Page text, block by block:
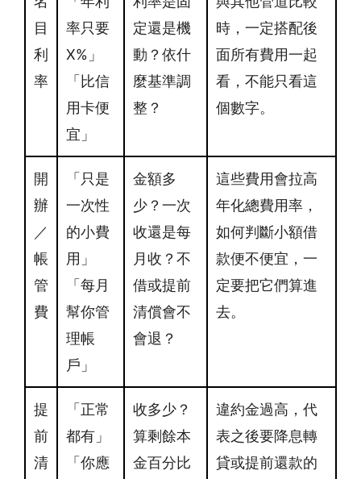
目
利
率
率只要
X%」
「比信
用卡便
宜」
定還是機
動？依什
麼基準調
整？
時，一定搭配後
面所有費用一起
看，不能只看這
個數字。
開
辦
／
帳
管
費
「只是
一次性
的小費
用」
「每月
幫你管
理帳
戶」
金額多
少？一次
收還是每
月收？不
借或提前
清償會不
會退？
這些費用會拉高
年化總費用率，
如何判斷小額借
款便不便宜，一
定要把它們算進
去。
提
前
清
「正常
都有」
「你應
收多少？
算剩餘本
金百分比
違約金過高，代
表之後要降息轉
貸或提前還款的